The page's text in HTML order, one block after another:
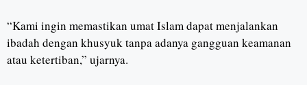
“Kami ingin memastikan umat Islam dapat menjalankan
ibadah dengan khusyuk tanpa adanya gangguan keamanan
atau ketertiban,” ujarnya.